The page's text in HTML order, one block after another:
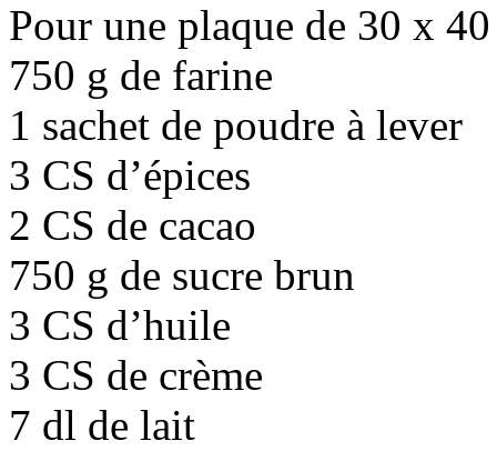
Pour une plaque de 30 x
750 g de farine
1 sachet de poudre à lever
3 CS d’épices
2 CS de cacao
750 g de sucre brun
3 CS d’huile
3 CS de crème
7 dl de lait